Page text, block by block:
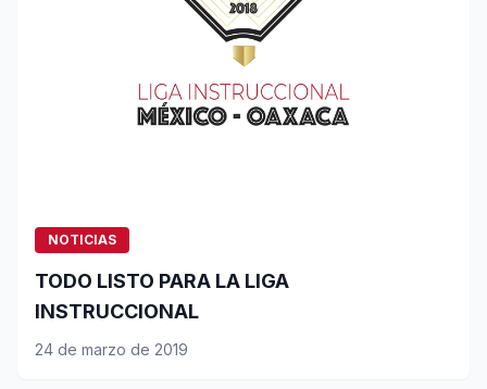
NOTICIAS
TODO LISTO PARA LA LIGA
INSTRUCCIONAL
24 de marzo de 2019